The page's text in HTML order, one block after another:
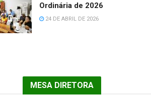
Ordinária de 2026
24 DE ABRIL DE 2026
MESA DIRETORA